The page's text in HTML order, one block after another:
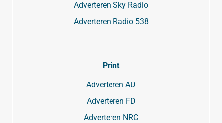
Adverteren Sky Radio
Adverteren Radio 538
Print
Adverteren AD
Adverteren FD
Adverteren NRC